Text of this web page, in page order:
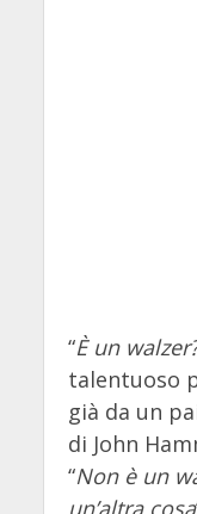
“È un
talentuoso
già da un
di John
“Non è un
un’altra cosa